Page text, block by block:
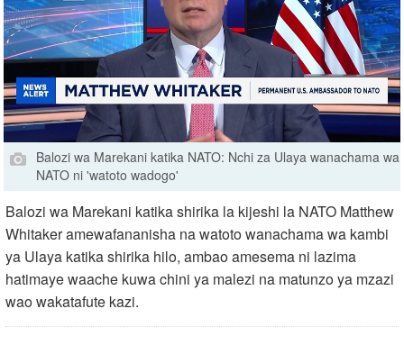
Balozi wa Marekani katika NATO: Nchi za Ulaya wanachama wa
NATO ni 'watoto wadogo'
Balozi wa Marekani katika shirika la kijeshi la NATO Matthew
Whitaker amewafananisha na watoto wanachama wa kambi
ya Ulaya katika shirika hilo, ambao amesema ni lazima
hatimaye waache kuwa chini ya malezi na matunzo ya mzazi
wao wakatafute kazi.